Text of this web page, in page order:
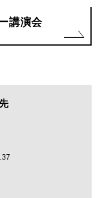
講演会